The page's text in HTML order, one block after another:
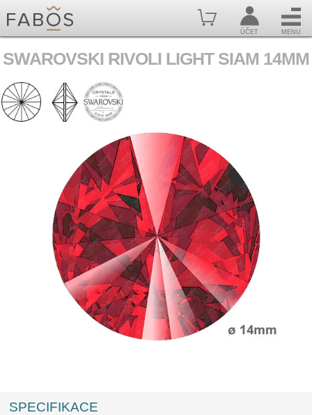
ÚČET MENU
SWAROVSKI RIVOLI LIGHT SIAM 14MM
SPECIFIKACE